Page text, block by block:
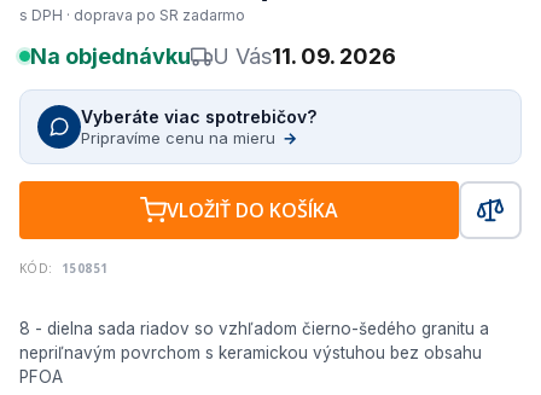
8 - dielna sada riadov so vzhľadom čierno-šedého granitu a
nepriľnavým povrchom s keramickou výstuhou bez obsahu
PFOA
s DPH · doprava po SR zadarmo
Na objednávku U Vás11. 09. 2026
Vyberáte viac spotrebičov?
Pripravíme cenu na mieru →
VLOŽIŤ DO KOŠÍKA
KÓD: 150851